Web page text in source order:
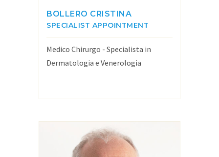
BOLLERO CRISTINA
SPECIALIST APPOINTMENT
Medico Chirurgo - Specialista in
Dermatologia e Venerologia